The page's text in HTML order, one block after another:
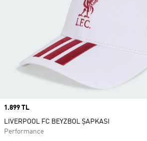
Price
1.899 TL
LIVERPOOL FC BEYZBOL ŞAPKASI
Performance